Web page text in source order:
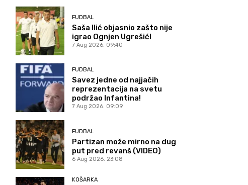
FUDBAL
Saša Ilić objasnio zašto nije
igrao Ognjen Ugrešić!
7 Aug 2026. 09:40
FUDBAL
Savez jedne od najjačih
reprezentacija na svetu
podržao Infantina!
7 Aug 2026. 09:09
FUDBAL
Partizan može mirno na dug
put pred revanš (VIDEO)
6 Aug 2026. 23:08
KOŠARKA